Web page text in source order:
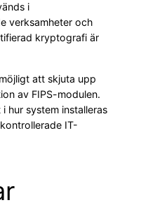
i
verksamheter och
kryptografi är
att skjuta upp
av FIPS-modulen.
hur system installeras
IT-